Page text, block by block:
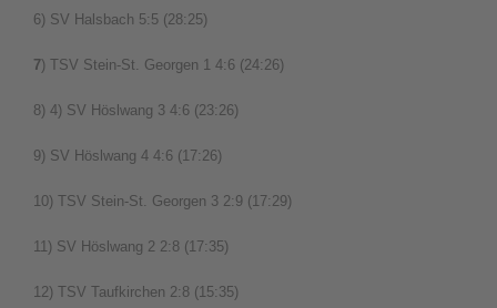
6) SV Halsbach 5:5 (28:25)
7) TSV Stein-St. Georgen 1 4:6 (24:26)
8) 4) SV Höslwang 3 4:6 (23:26)
9) SV Höslwang 4 4:6 (17:26)
10) TSV Stein-St. Georgen 3 2:9 (17:29)
11) SV Höslwang 2 2:8 (17:35)
12) TSV Taufkirchen 2:8 (15:35)